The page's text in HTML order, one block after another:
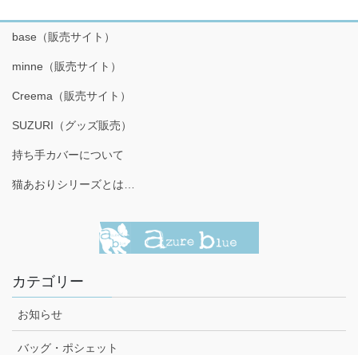
base（販売サイト）
minne（販売サイト）
Creema（販売サイト）
SUZURI（グッズ販売）
持ち手カバーについて
猫あおりシリーズとは…
カテゴリー
お知らせ
バッグ・ポシェット